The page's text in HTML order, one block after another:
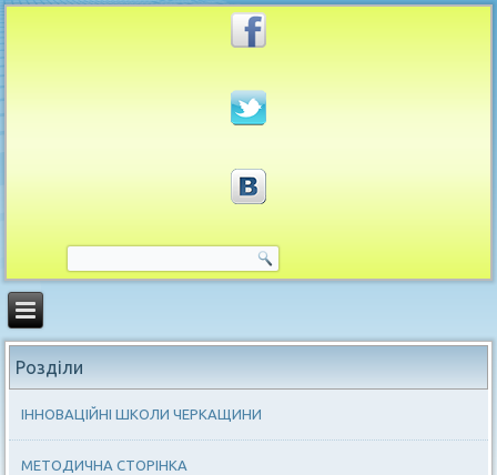
Розділи
ІННОВАЦІЙНІ ШКОЛИ ЧЕРКАЩИНИ
МЕТОДИЧНА СТОРІНКА